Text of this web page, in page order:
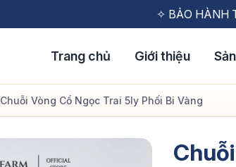
✧ BẢO HÀNH
✧ MIỄN PHÍ VẬN
✧ ĐỔI TRẢ
Trang chủ Giới thiệu
Chuỗi Vòng Cổ Ngọc Trai 5ly Phối Bi Vàng